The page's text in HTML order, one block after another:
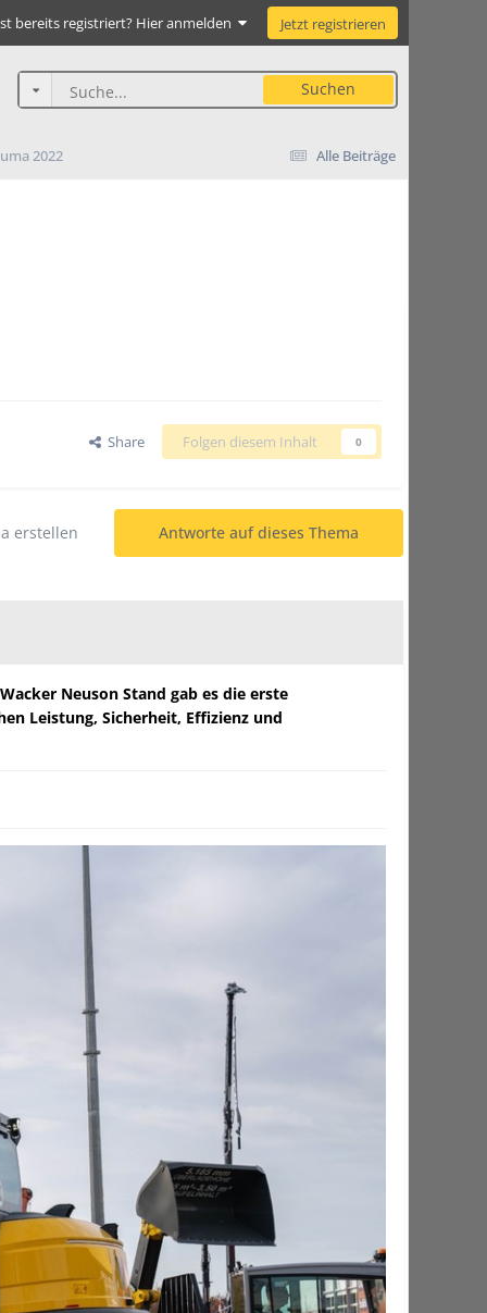
bereits registriert? Hier anmelden Jetzt registrieren
Suchen
Alle Beiträge
2022
Share Folgen diesem Inhalt 0
Antworte auf dieses Thema
erstellen
Neuson Stand gab es die erste
Leistung, Sicherheit, Effizienz und